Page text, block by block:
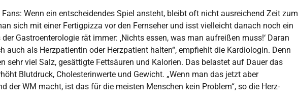
Wenn ein entscheidendes Spiel ansteht, bleibt oft nicht ausreichend Zeit zum
sich mit einer Fertigpizza vor den Fernseher und isst vielleicht danach noch ein
Gastroenterologie rät immer: ‚Nichts essen, was man aufreißen muss!‘ Daran
auch als Herzpatientin oder Herzpatient halten“, empfiehlt die Kardiologin. Denn
sehr viel Salz, gesättigte Fettsäuren und Kalorien. Das belastet auf Dauer das
Blutdruck, Cholesterinwerte und Gewicht. „Wenn man das jetzt aber
der WM macht, ist das für die meisten Menschen kein Problem“, so die Herz-